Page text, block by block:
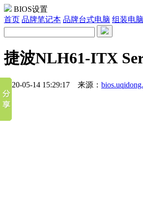
BIOS设置
首页 品牌笔记本 品牌台式电脑 组装电脑
捷波NLH61-ITX
2020-05-14 15:29:17 来源：